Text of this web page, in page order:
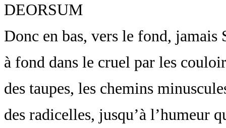
DEORSUM
Donc en bas, vers le fond, jamais
à fond dans le cruel par les
des taupes, les chemins
des radicelles, jusqu’à l’humeur